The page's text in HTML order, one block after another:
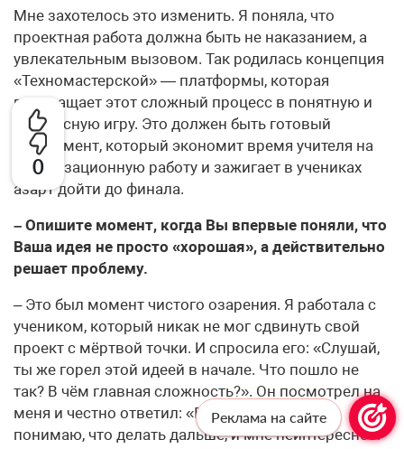
0
Мне захотелось это изменить. Я поняла, что
проектная работа должна быть не наказанием, а
увлекательным вызовом. Так родилась концепция
«Техномастерской» — платформы, которая
превращает этот сложный процесс в понятную и
интересную игру. Это должен быть готовый
инструмент, который экономит время учителя на
организационную работу и зажигает в учениках
азарт дойти до финала.
– Опишите момент, когда Вы впервые поняли, что
Ваша идея не просто «хорошая», а действительно
решает проблему.
– Это был момент чистого озарения. Я работала с
учеником, который никак не мог сдвинуть свой
проект с мёртвой точки. И спросила его: «Слушай,
ты же горел этой идеей в начале. Что пошло не
так? В чём главная сложность?». Он посмотрел на
меня и честно ответил: «Просто скучно. Я не
понимаю, что делать дальше, и мне неинтересно».
Реклама на сайте